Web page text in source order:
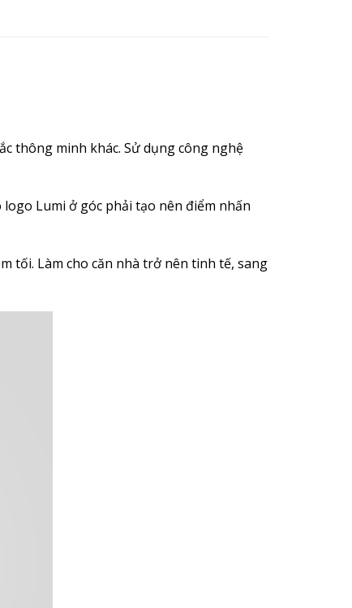
thông minh khác. Sử dụng công nghệ
Lumi ở góc phải tạo nên điểm nhấn
tối. Làm cho căn nhà trở nên tinh tế, sang